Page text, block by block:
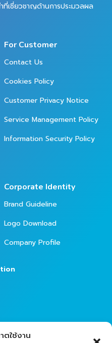
ใช้งาน
ที่เชี่ยวชาญด้านการประมวลผล
For Customer
Contact Us
Cookies Policy
Customer Privacy Notice
Service Management Policy
Information Security Policy
Corporate Identity
Brand Guideline
Logo Download
Company Profile